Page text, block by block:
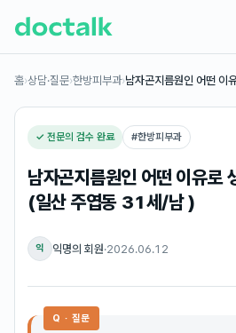
홈›상담·질문›한방피부과›남자곤지름원인 어떤 이
✓ 전문의 검수 완료 #한방피부과
남자곤지름원인 어떤 이유로
(일산 주엽동 31세/남 )
익 익명의 회원·2026.06.12
Q · 질문